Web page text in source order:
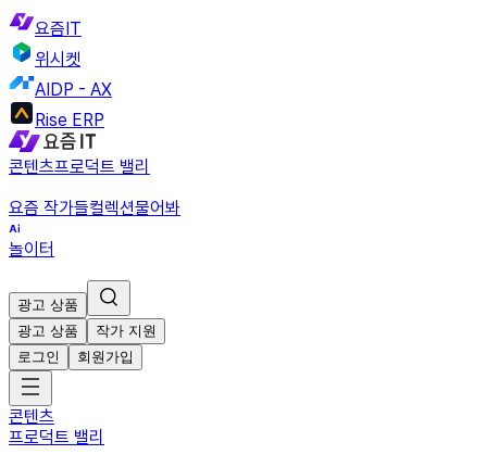
요즘IT
위시켓
AIDP - AX
Rise ERP
콘텐츠프로덕트 밸리
요즘 작가들컬렉션물어봐
놀이터
광고 상품
광고 상품
작가 지원
로그인
회원가입
콘텐츠
프로덕트 밸리